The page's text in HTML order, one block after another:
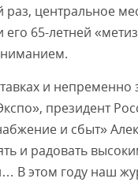
раз, центральное
65-летней
и
президент
и сбыт»
и радовать
В этом году наш